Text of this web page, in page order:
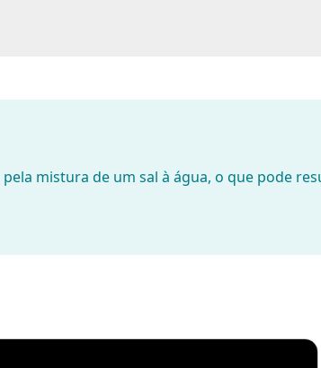
mistura de um sal à água, o que pode